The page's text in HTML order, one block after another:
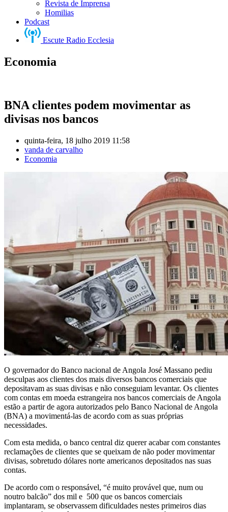
Revista de Imprensa
Homilias
Podcast
Escute Radio Ecclesia
Economia
BNA clientes podem movimentar as
divisas nos bancos
quinta-feira, 18 julho 2019 11:58
vanda de carvalho
Economia
O governador do Banco nacional de Angola José Massano pediu
desculpas aos clientes dos mais diversos bancos comerciais que
depositavam as suas divisas e não conseguiam levantar. Os clientes
com contas em moeda estrangeira nos bancos comerciais de Angola
estão a partir de agora autorizados pelo Banco Nacional de Angola
(BNA) a movimentá-las de acordo com as suas próprias
necessidades.
Com esta medida, o banco central diz querer acabar com constantes
reclamações de clientes que se queixam de não poder movimentar
divisas, sobretudo dólares norte americanos depositados nas suas
contas.
De acordo com o responsável, “é muito provável que, num ou
noutro balcão” dos mil e 500 que os bancos comerciais
implantaram, se observassem dificuldades nestes primeiros dias